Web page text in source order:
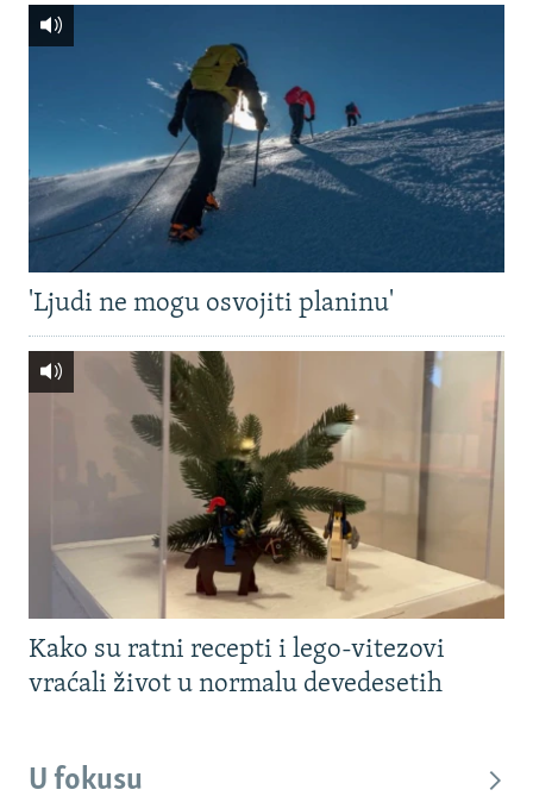
'Ljudi ne mogu osvojiti planinu'
Kako su ratni recepti i lego-vitezovi
vraćali život u normalu devedesetih
U fokusu